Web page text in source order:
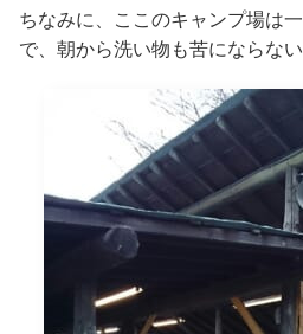
ちなみに、ここのキャンプ場は
で、朝から洗い物も苦にならな